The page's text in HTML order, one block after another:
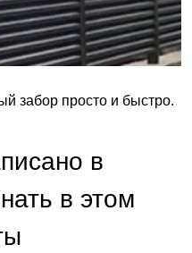
забор просто и быстро.
в
в этом